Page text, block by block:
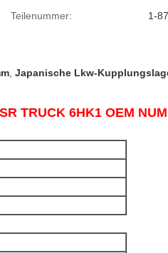
Teilenummer: 1-
Japanische Lkw-
TRUCK 6HK1 OEM